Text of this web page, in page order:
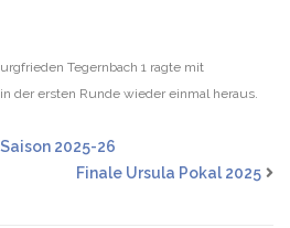
Tegernbach 1 ragte mit
der ersten Runde wieder einmal heraus.
2025-26
Finale Ursula Pokal 2025